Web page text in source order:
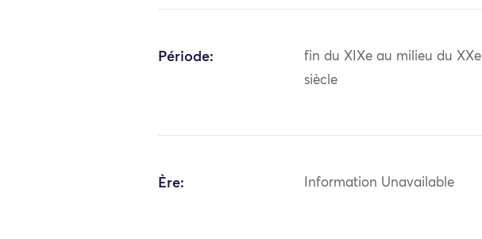
Période:
fin du XIXe au milieu du XXe
siècle
Ère: Information Unavailable